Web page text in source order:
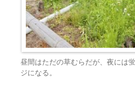
昼間はただの草むらだが、夜には
ジになる。